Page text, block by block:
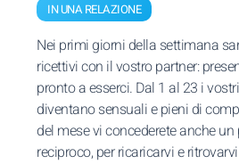
IN UNA RELAZIONE
Nei primi giorni della settimana
ricettivi con il vostro partner:
pronto a esserci. Dal 1 al 23 i
diventano sensuali e pieni di
del mese vi concederete anche un
reciproco, per ricaricarvi e